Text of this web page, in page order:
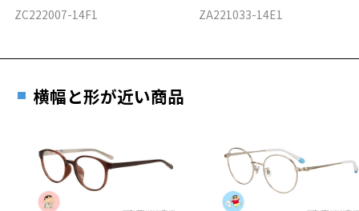
ZC222007-14F1 ZA221033-14E1
横幅と形が近い商品